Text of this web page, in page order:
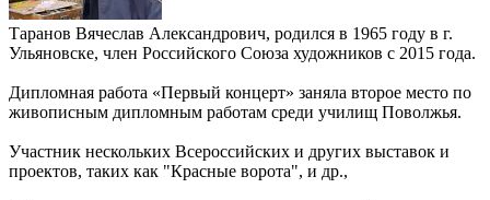
Таранов Вячеслав Александрович, родился в 1965 году в г.
Ульяновске, член Российского Союза художников с 2015 года.
Дипломная работа «Первый концерт» заняла второе место по
живописным дипломным работам среди училищ Поволжья.
Участник нескольких Всероссийских и других выставок и
проектов, таких как "Красные ворота", и др.,